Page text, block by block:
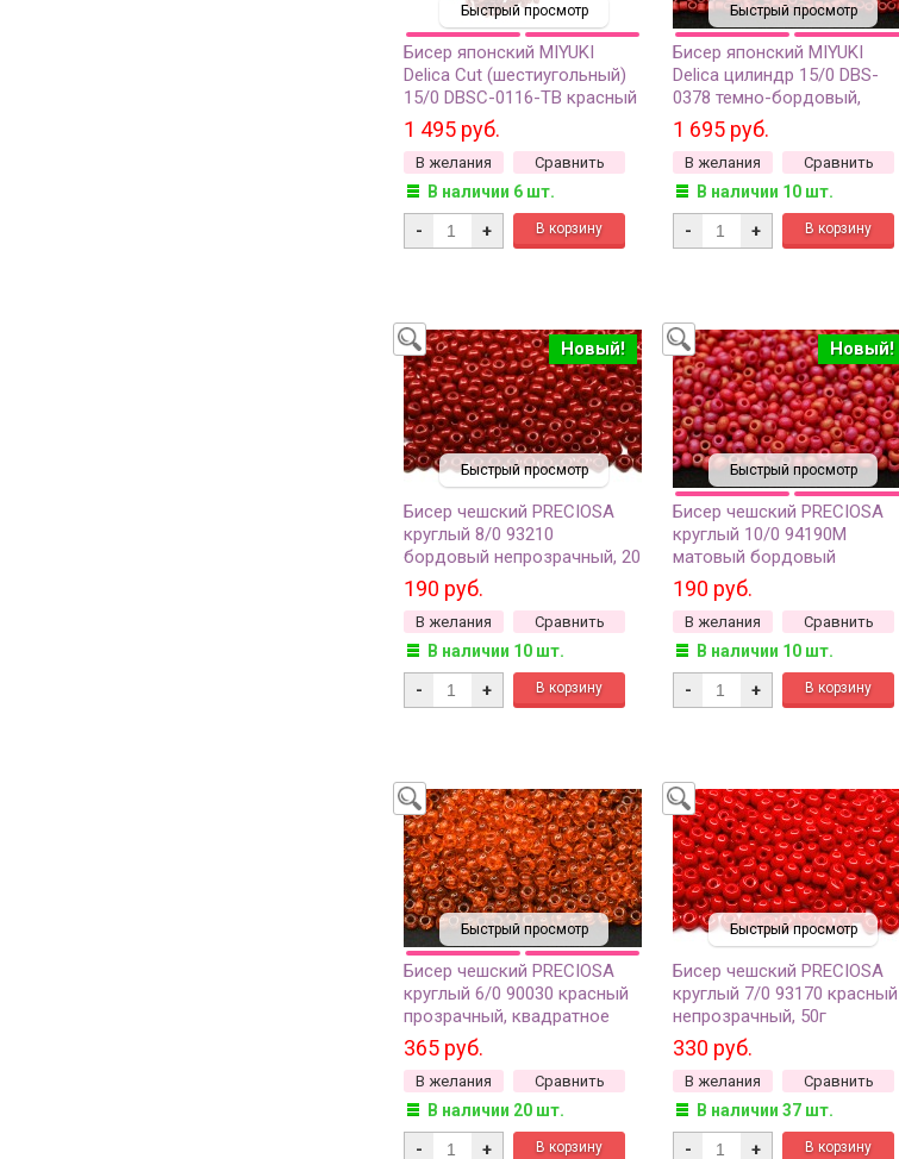
Быстрый просмотр
Бисер японский MIYUKI
Delica Cut (шестиугольный)
15/0 DBSC-0116-ТВ красный
металлик, глянцевый
прозрачный, 1 туба (около 7
грамм)
1 495 руб.
В желания Сравнить
В наличии 6 шт.
- +
Быстрый просмотр
Бисер японский MIYUKI
Delica цилиндр 15/0 DBS-
0378 темно-бордовый,
металлизированный
матовый, 5 грамм
1 695 руб.
В желания Сравнить
В наличии 10 шт.
- +
Быстрый просмотр
Новый!
Бисер чешский PRECIOSA
круглый 8/0 93210
бордовый непрозрачный, 20
грамм
190 руб.
В желания Сравнить
В наличии 10 шт.
- +
Быстрый просмотр
Новый!
Бисер чешский PRECIOSA
круглый 10/0 94190М
матовый бордовый
непрозрачный радужный, 20
грамм
190 руб.
В желания Сравнить
В наличии 10 шт.
- +
Быстрый просмотр
Бисер чешский PRECIOSA
круглый 6/0 90030 красный
прозрачный, квадратное
отверстие, 50г
365 руб.
В желания Сравнить
В наличии 20 шт.
- +
Быстрый просмотр
Бисер чешский PRECIOSA
круглый 7/0 93170 красный
непрозрачный, 50г
330 руб.
В желания Сравнить
В наличии 37 шт.
- +